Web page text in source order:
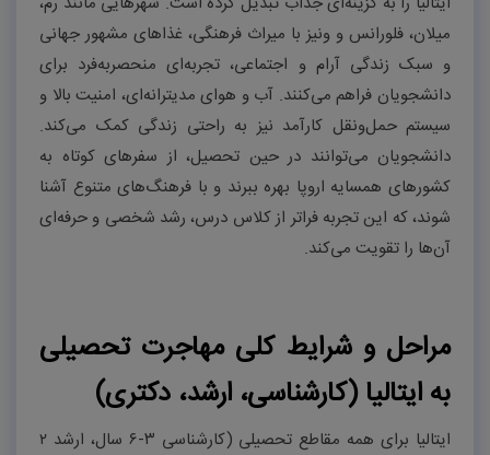
میلان، فلورانس و ونیز با میراث فرهنگی، غذاهای مشهور جهانی
و سبک زندگی آرام و اجتماعی، تجربه‌ای منحصربه‌فرد برای
دانشجویان فراهم می‌کنند. آب و هوای مدیترانه‌ای، امنیت بالا و
سیستم حمل‌ونقل کارآمد نیز به راحتی زندگی کمک می‌کند.
دانشجویان می‌توانند در حین تحصیل، از سفرهای کوتاه به
کشورهای همسایه اروپا بهره ببرند و با فرهنگ‌های متنوع آشنا
شوند، که این تجربه فراتر از کلاس درس، رشد شخصی و حرفه‌ای
آن‌ها را تقویت می‌کند.
مراحل و شرایط کلی مهاجرت تحصیلی
به ایتالیا (کارشناسی، ارشد، دکتری)
ایتالیا برای همه مقاطع تحصیلی (کارشناسی ۳-۶ سال، ارشد ۲